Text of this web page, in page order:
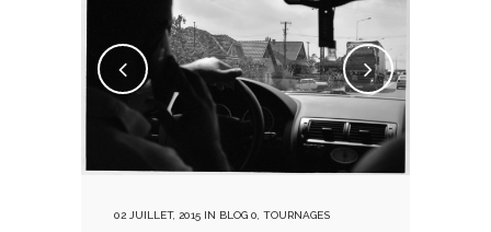
02 JUILLET, 2015 IN BLOG 0 TOURNAGES